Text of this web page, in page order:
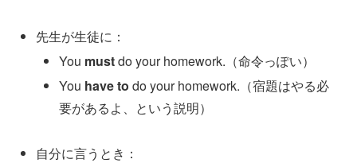
先生が生徒に：
You mustdo your homework.（命令っぽい）
You have to do your homework.（宿題はやる必
要があるよ、という説明）
自分に言うとき：